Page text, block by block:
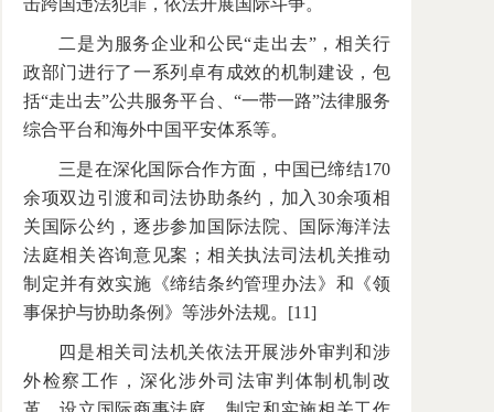
击跨国违法犯罪，依法开展国际斗争。
二是为服务企业和公民“走出去”，相关行
政部门进行了一系列卓有成效的机制建设，包
括“走出去”公共服务平台、“一带一路”法律服务
综合平台和海外中国平安体系等。
三是在深化国际合作方面，中国已缔结170
余项双边引渡和司法协助条约，加入30余项相
关国际公约，逐步参加国际法院、国际海洋法
法庭相关咨询意见案；相关执法司法机关推动
制定并有效实施《缔结条约管理办法》和《领
事保护与协助条例》等涉外法规。[11]
四是相关司法机关依法开展涉外审判和涉
外检察工作，深化涉外司法审判体制机制改